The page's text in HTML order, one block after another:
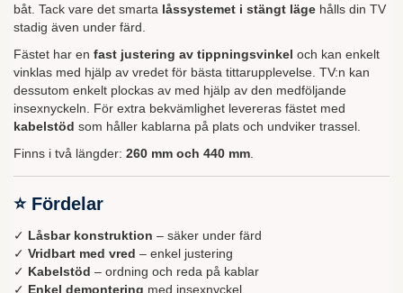
båt. Tack vare det smarta låssystemet i stängt läge hålls din TV
stadig även under färd.
Fästet har en fast justering av tippningsvinkel och kan enkelt
vinklas med hjälp av vredet för bästa tittarupplevelse. TV:n kan
dessutom enkelt plockas av med hjälp av den medföljande
insexnyckeln. För extra bekvämlighet levereras fästet med
kabelstöd som håller kablarna på plats och undviker trassel.
Finns i två längder: 260 mm och 440 mm.
⭐ Fördelar
✓ Låsbar konstruktion – säker under färd
✓ Vridbart med vred – enkel justering
✓ Kabelstöd – ordning och reda på kablar
✓ Enkel demontering med insexnyckel